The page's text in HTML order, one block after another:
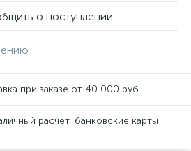
о поступлении
при заказе от 40 000 руб.
расчет, банковские карты